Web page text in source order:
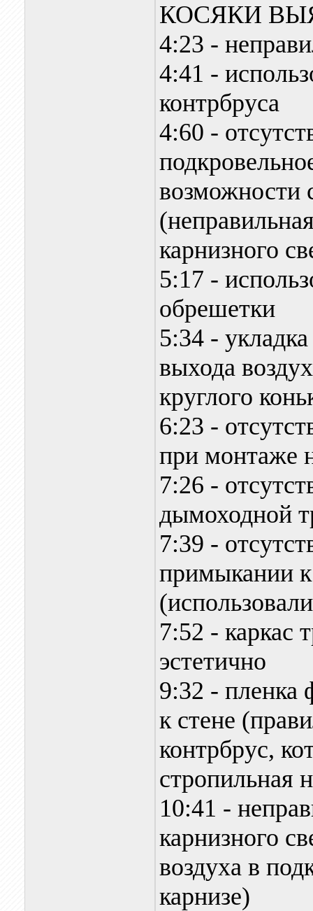
КОСЯКИ
4:23 -
4:41 -
контрбруса
4:60 -
возможности
карнизного
5:17 -
обрешетки
5:34 -
выхода
круглого
6:23 -
при монтаже
7:26 -
дымоходной
7:39 -
примыкании
7:52 - каркас
эстетично
9:32 - пленка
к стене
контрбрус,
стропильная
10:41 -
карнизного
воздуха в
карнизе)